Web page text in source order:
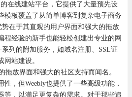
在线建站平台，它提供了大量预先设
模板覆盖了从简单博客到复杂电子商务
在于其直观的用户界面和强大的拖放
程经验的新手也能轻松创建出专业的网
列的附加服务，如域名注册、SSL证
站建设。
拖放界面和强大的社区支持而闻名。
，但Weebly也提供了一些高级功能，
等，以满足更复杂的需求。对于那些追